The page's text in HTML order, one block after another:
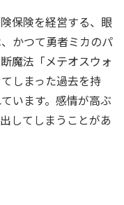
保険を経営する、眼
かつて勇者ミカのパ
魔法「メテオスウォ
しまった過去を持
います。感情が高ぶ
してしまうことがあ